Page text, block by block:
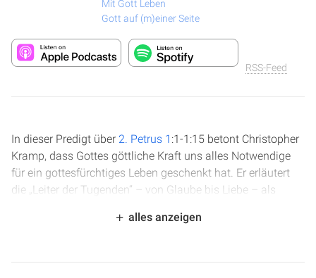
Mit Gott Leben
Gott auf (m)einer Seite
RSS-Feed
In dieser Predigt über 2. Petrus 1 :1-1:15 betont Christopher
Kramp, dass Gottes göttliche Kraft uns alles Notwendige
für ein gottesfürchtiges Leben geschenkt hat. Er erläutert
die „Leiter der Tugenden“ – von Glaube bis Liebe – als
tiefere Beziehung zu Jesus zu entwickeln. Der Sprecher
alles anzeigen